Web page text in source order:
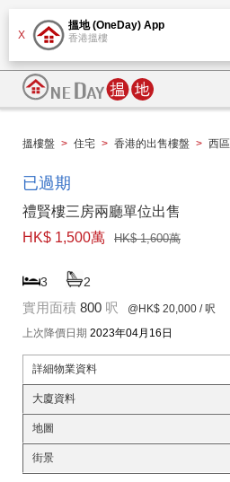
X
搵地 (OneDay) App
香港搵樓
搵樓盤 > 住宅 > 香港的出售樓盤 > 西區
已過期
禮賢樓三房兩廳單位出售
HK$ 1,500萬
HK$ 1,600萬
3 2
實用面積 800 呎 @HK$ 20,000 / 呎
上次降價日期 2023年04月16日
詳細物業資料
大廈資料
地圖
街景